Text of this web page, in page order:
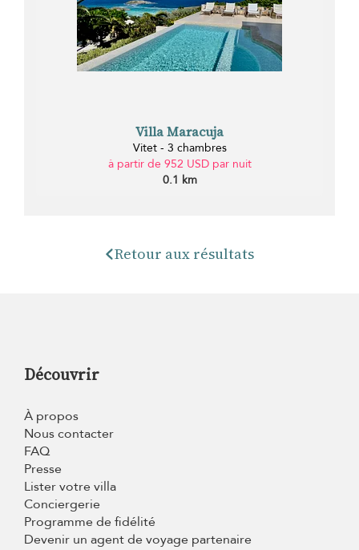
Villa Maracuja
Vitet - 3 chambres
à partir de 952 USD par nuit
0.1 km
Retour aux résultats
Découvrir
À propos
Nous contacter
FAQ
Presse
Lister votre villa
Conciergerie
Programme de fidélité
Devenir un agent de voyage partenaire